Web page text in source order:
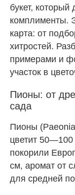
букет,
комплименты.
карта: от
хитростей.
примерами и
участок в
Пионы: от
сада
Пионы
цветит 50—100
покорили
см, аромат от
для средней